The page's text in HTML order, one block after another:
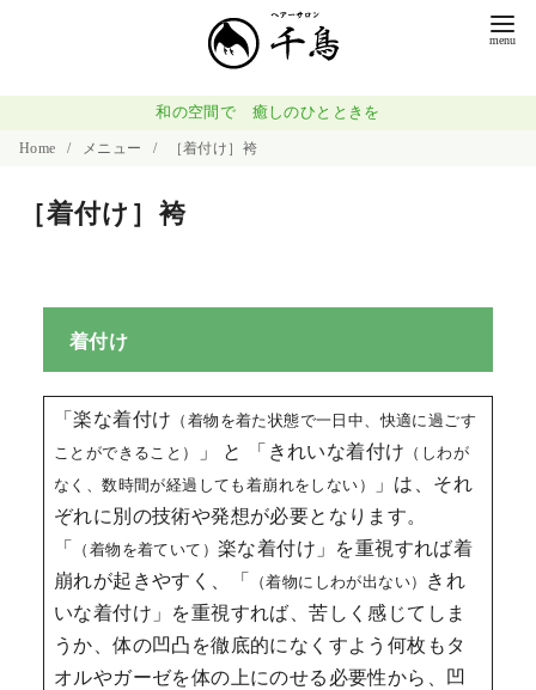
和の空間で 癒しのひとときを
Home メニュー ［着付け］袴
［着付け］袴
着付け
「楽な着付け
（着物を着た状態で一日中、快適に過ごす
ことができること）
」 と 「きれいな着付け
（しわが
なく、数時間が経過しても着崩れをしない）
」は、それ
ぞれに別の技術や発想が必要となります。
「
（着物を着ていて）楽な着付け」を重視すれば着
崩れが起きやすく、「
（着物にしわが出ない）
きれ
いな着付け」を重視すれば、苦しく感じてしま
うか、体の凹凸を徹底的になくすよう何枚もタ
オルやガーゼを体の上にのせる必要性から、凹